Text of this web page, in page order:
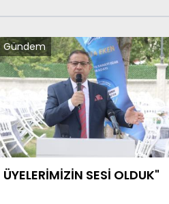
Gündem
ÜYELERİMİZİN SESİ OLDUK"